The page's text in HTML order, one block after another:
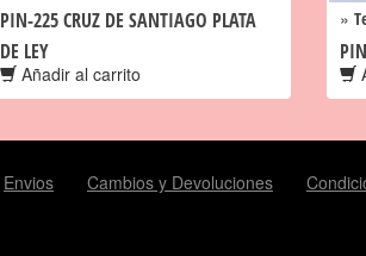
PIN-225 CRUZ DE SANTIAGO PLATA
DE LEY
Añadir al carrito
»
Envios Cambios y Devoluciones